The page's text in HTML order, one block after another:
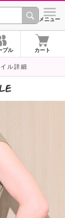
シメニュー
プル カート
ル詳細